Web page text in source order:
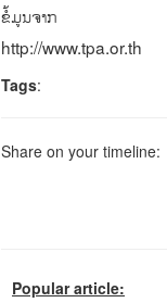
ຂໍ້ມູນຈາກ
http://www.tpa.or.th
Tags:
Share on your timeline:
Popular article: